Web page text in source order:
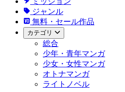
ジャンル
無料・セール作品
カテゴリ
総合
少年・青年マンガ
少女・女性マンガ
オトナマンガ
ライトノベル